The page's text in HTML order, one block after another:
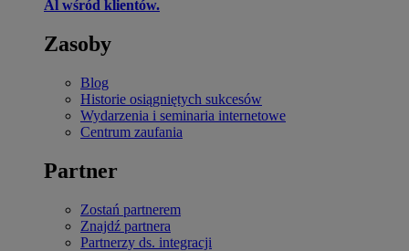
Al wśród klientów.
Zasoby
Blog
Historie osiągniętych sukcesów
Wydarzenia i seminaria internetowe
Centrum zaufania
Partner
Zostań partnerem
Znajdź partnera
Partnerzy ds. integracji